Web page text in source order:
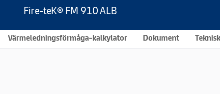
Fire-teK® FM 910 ALB
Värmeledningsförmåga-kalkylator Dokument